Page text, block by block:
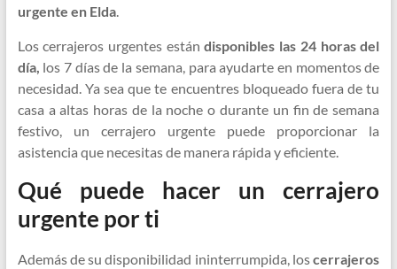
urgente en Elda.
Los cerrajeros urgentes estándisponibles las 24 horas del
día, los 7 días de la semana, para ayudarte en momentos de
necesidad. Ya sea que te encuentres bloqueado fuera de tu
casa a altas horas de la noche o durante un fin de semana
festivo, un cerrajero urgente puede proporcionar la
asistencia que necesitas de manera rápida y eficiente.
Qué puede hacer un cerrajero
urgente por ti
Además de su disponibilidad ininterrumpida, loscerrajeros